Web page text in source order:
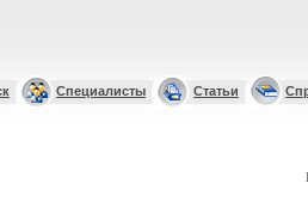
Специалисты Статьи